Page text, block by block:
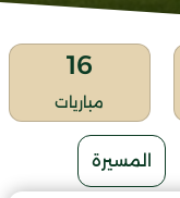
16
مباريات
المسيرة